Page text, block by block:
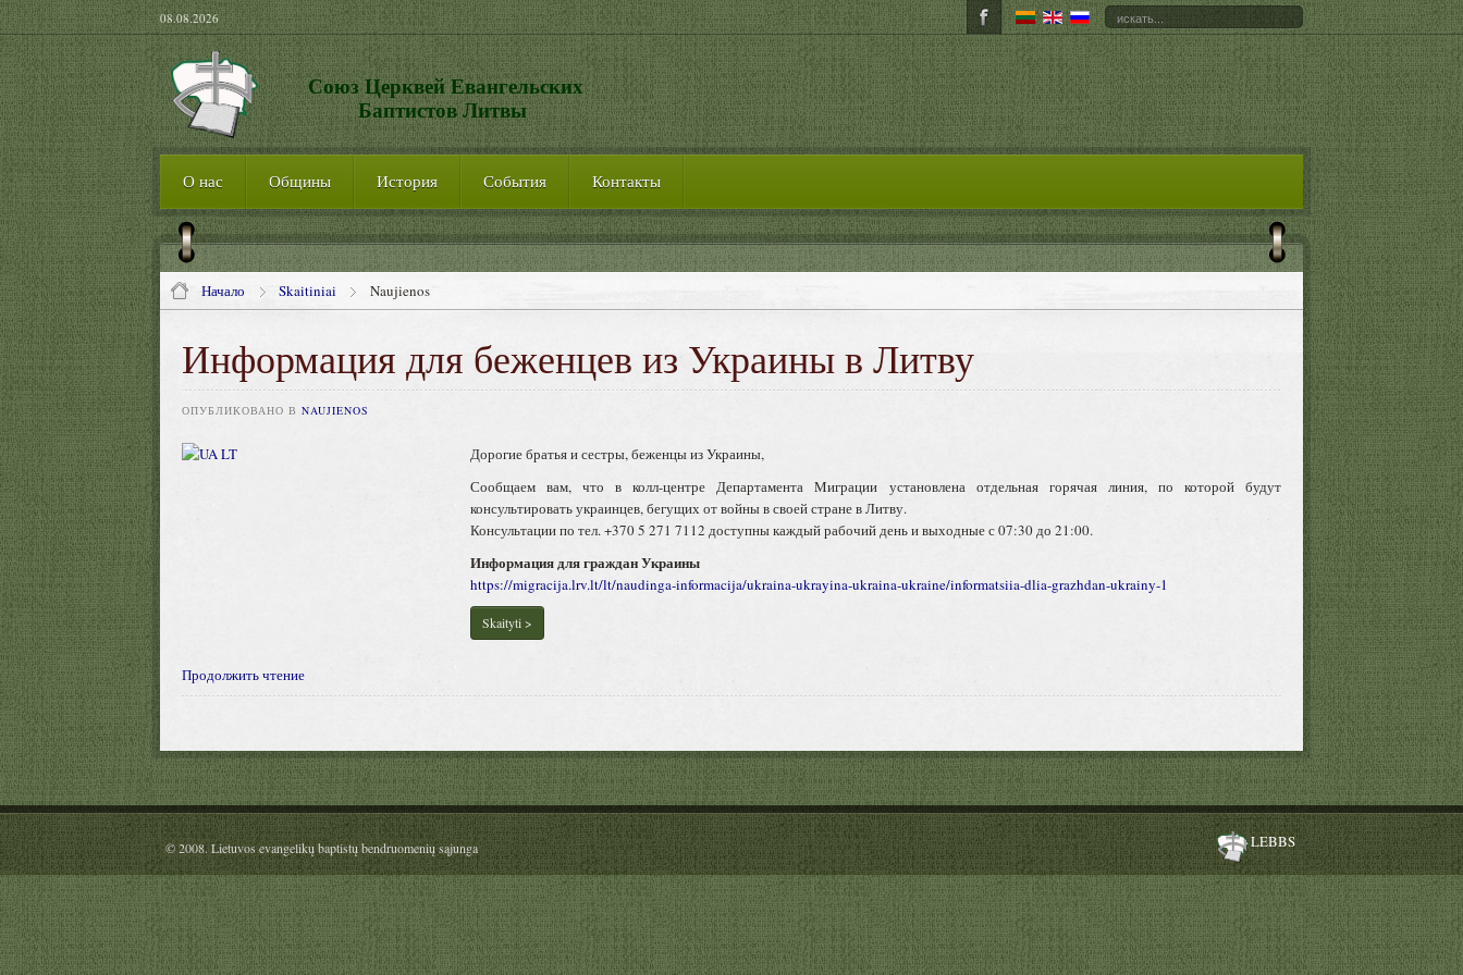
08.08.2026
Союз Церквей Евангельских
Баптистов Литвы
О нас Общины История События Контакты
Начало Skaitiniai Naujienos
Информация для беженцев из Украины в Литву
ОПУБЛИКОВАНО В NAUJIENOS
Дорогие братья и сестры, беженцы из Украины,
Сообщаем вам, что в колл-центре Департамента Mиграции установлена отдельная горячая линия, по которой будут
консультировать украинцев, бегущих от войны в своей стране в Литву.
Консультации по тел. +370 5 271 7112 доступны каждый рабочий день и выходные с 07:30 до 21:00.
Информация для граждан Украины
https://migracija.lrv.lt/lt/naudinga-informacija/ukraina-ukrayina-ukraina-ukraine/informatsiia-dlia-grazhdan-ukrainy-1
Skaityti >
Продолжить чтение
© 2008. Lietuvos evangelikų baptistų bendruomenių sąjunga LEBBS